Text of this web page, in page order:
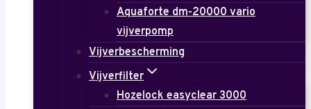
Aquaforte dm-20000 vario
vijverpomp
Vijverbescherming
Vijverfilter
Hozelock easyclear 3000